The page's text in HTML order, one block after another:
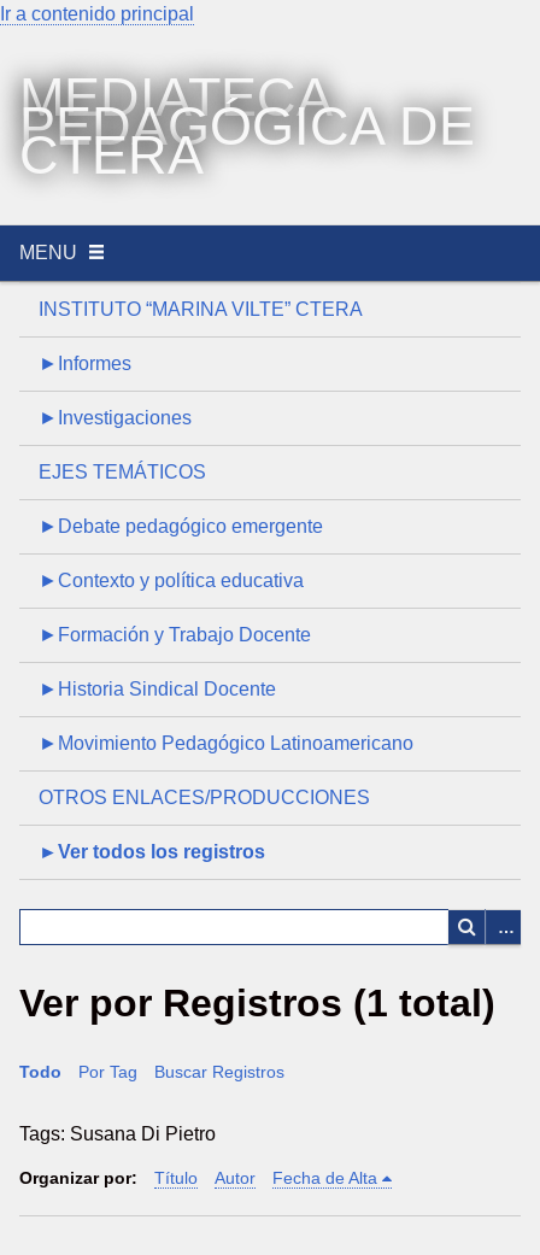
Ir a contenido principal
MEDIATECA
PEDAGÓGICA DE
CTERA
MENU
INSTITUTO “MARINA VILTE” CTERA
►Informes
►Investigaciones
EJES TEMÁTICOS
►Debate pedagógico emergente
►Contexto y política educativa
►Formación y Trabajo Docente
►Historia Sindical Docente
►Movimiento Pedagógico Latinoamericano
OTROS ENLACES/PRODUCCIONES
►Ver todos los registros
Ver por Registros (1 total)
Todo Por Tag Buscar Registros
Tags: Susana Di Pietro
Organizar por: Título Autor Fecha de Alta